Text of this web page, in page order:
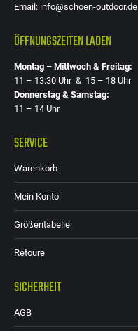
Email: info@schoen-outdoor.de
ÖFFNUNGSZEITEN LADEN
Montag – Mittwoch & Freitag:
11 – 13:30 Uhr & 15 – 18 Uhr
Donnerstag & Samstag:
11 – 14 Uhr
SERVICE
Warenkorb
Mein Konto
Größentabelle
Retoure
SICHERHEIT
AGB